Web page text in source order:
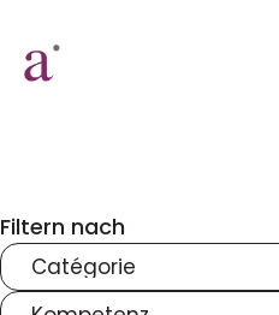
Filtern nach